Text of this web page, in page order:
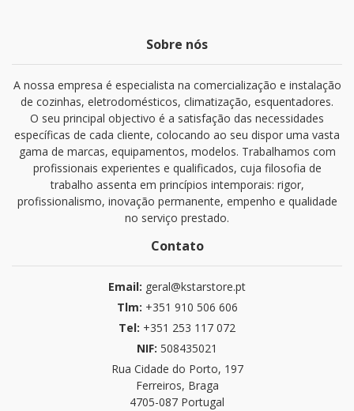
Sobre nós
A nossa empresa é especialista na comercialização e instalação
de cozinhas, eletrodomésticos, climatização, esquentadores.
O seu principal objectivo é a satisfação das necessidades
específicas de cada cliente, colocando ao seu dispor uma vasta
gama de marcas, equipamentos, modelos. Trabalhamos com
profissionais experientes e qualificados, cuja filosofia de
trabalho assenta em princípios intemporais: rigor,
profissionalismo, inovação permanente, empenho e qualidade
no serviço prestado.
Contato
Email: geral@kstarstore.pt
Tlm: +351 910 506 606
Tel: +351 253 117 072
NIF: 508435021
Rua Cidade do Porto, 197
Ferreiros, Braga
4705-087 Portugal